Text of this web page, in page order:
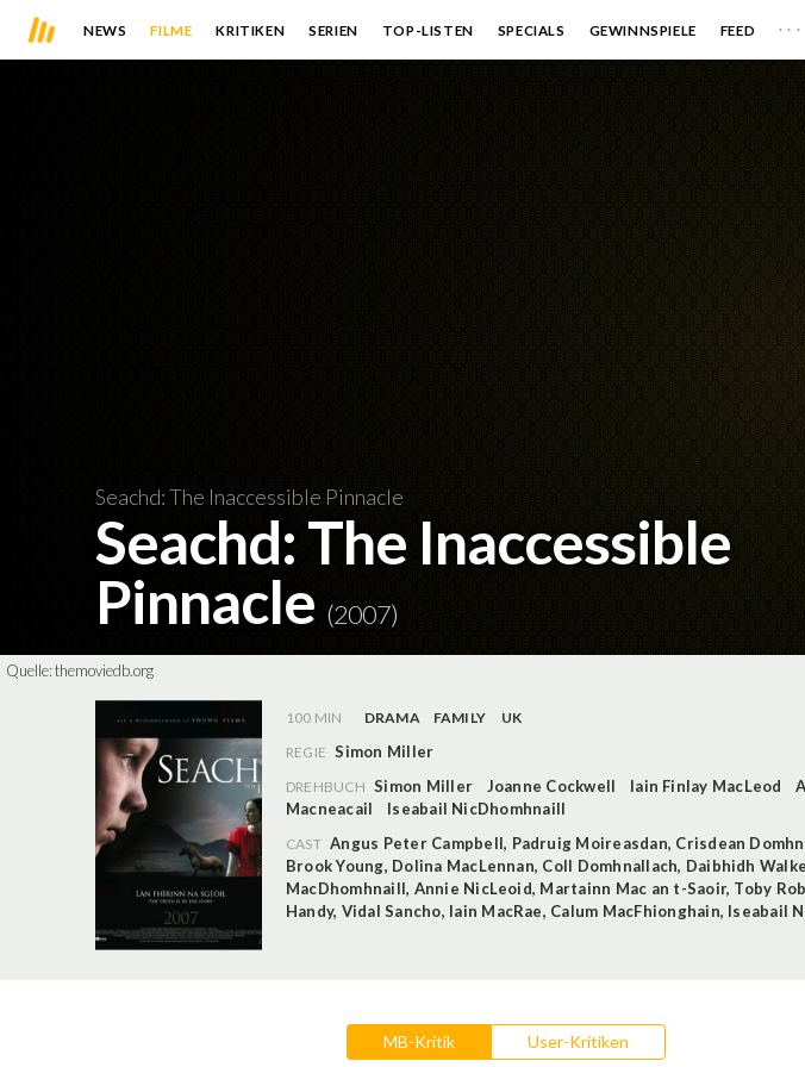
NEWS FILME KRITIKEN SERIEN TOP-LISTEN SPECIALS GEWINNSPIELE FEED . . .
Seachd: The Inaccessible Pinnacle
Seachd: The Inaccessible
Pinnacle (2007)
Quelle:themoviedb.org
100 MIN DRAMA FAMILY
UK
REGIE Simon Miller
DREHBUCH Simon Miller Joanne Cockwell Iain Finlay MacLeod
Macneacail
Iseabail NicDhomhnaill
CAST Angus Peter Campbell, Padruig Moireasdan, Crisdean
Brook Young, Dolina MacLennan, Coll Domhnallach, Daibhidh
MacDhomhnaill, Annie NicLeoid, Martainn Mac an t-Saoir, Toby
Handy, Vidal Sancho, Iain MacRae, Calum MacFhionghain, Iseabail
MB-Kritik User-Kritiken